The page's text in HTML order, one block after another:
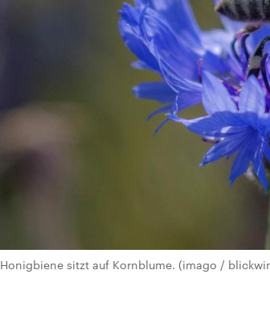
Honigbiene sitzt auf Kornblume. (imago /